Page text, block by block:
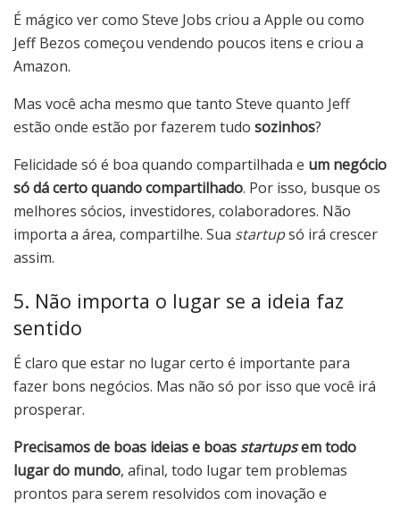
É mágico ver como Steve Jobs criou a Apple ou como
Jeff Bezos começou vendendo poucos itens e criou a
Amazon.
Mas você acha mesmo que tanto Steve quanto Jeff
estão onde estão por fazerem tudo sozinhos?
Felicidade só é boa quando compartilhada e um negócio
só dá certo quando compartilhado. Por isso, busque os
melhores sócios, investidores, colaboradores. Não
importa a área, compartilhe. Sua startupsó irá crescer
assim.
5. Não importa o lugar se a ideia faz
sentido
É claro que estar no lugar certo é importante para
fazer bons negócios. Mas não só por isso que você irá
prosperar.
Precisamos de boas ideias e boas startupsem todo
lugar do mundo, afinal, todo lugar tem problemas
prontos para serem resolvidos com inovação e